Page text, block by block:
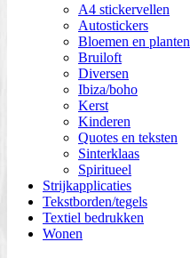
A4 stickervellen
Autostickers
Bloemen en planten
Bruiloft
Diversen
Ibiza/boho
Kerst
Kinderen
Quotes en teksten
Sinterklaas
Spiritueel
Strijkapplicaties
Tekstborden/tegels
Textiel bedrukken
Wonen